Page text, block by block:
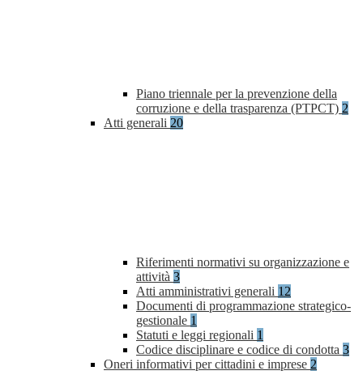
Piano triennale per la prevenzione della
corruzione e della trasparenza (PTPCT) 2
Atti generali 20
Riferimenti normativi su organizzazione e
attività 3
Atti amministrativi generali 12
Documenti di programmazione strategico-
gestionale 1
Statuti e leggi regionali 1
Codice disciplinare e codice di condotta 3
Oneri informativi per cittadini e imprese 2